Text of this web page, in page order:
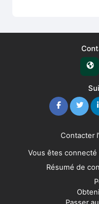
Contacter
Vous êtes
Résumé de